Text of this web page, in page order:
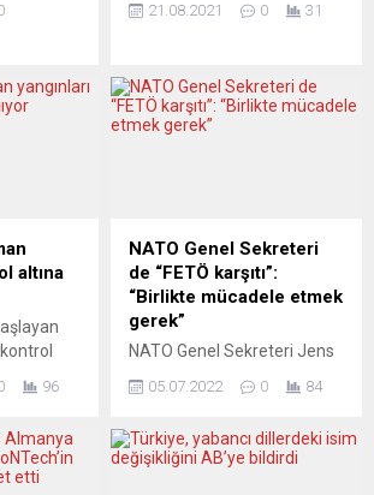
aşırı
sert
parti...
tarihinde ödül verdiği ilk
yağlı boya tablosunu
yapmıştı. Almanya’nın
derneği, kuruluşundan bu
yana ilk kez bir kadın
sanatçıya ödül verdi....
21.08.2021 0 31
altına
96
NATO Genel Sekreteri
de “FETÖ karşıtı”:
“Birlikte mücadele etmek
gerek”
NATO Genel Sekreteri Jens
tüm güvenlik tehditleriyle
gerektiğine işaret ederek
“Hem daha agresif bir Rusya
05.07.2022 0 84